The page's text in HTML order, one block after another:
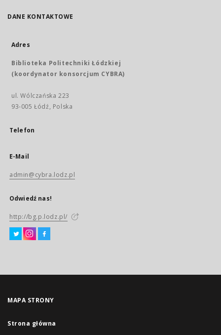
DANE KONTAKTOWE
Adres
Biblioteka Politechniki Łódzkiej
(koordynator konsorcjum CYBRA)
ul. Wólczańska 223
93-005 Łódź, Polska
Telefon
E-Mail
admin@cybra.lodz.pl
Odwiedź nas!
http://bg.p.lodz.pl/
MAPA STRONY
Strona główna